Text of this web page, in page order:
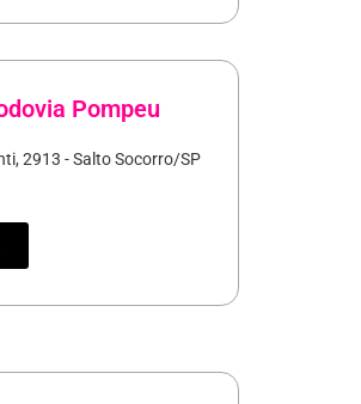
Pompeu
2913 - Salto Socorro/SP